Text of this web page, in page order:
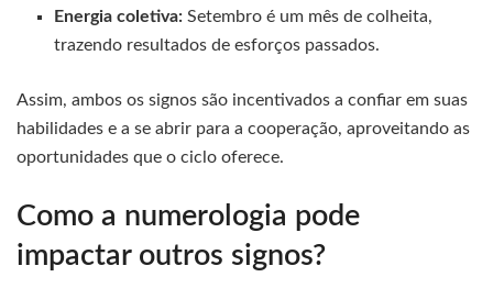
Energia coletiva: Setembro é um mês de colheita,
trazendo resultados de esforços passados.
Assim, ambos os signos são incentivados a confiar em suas
habilidades e a se abrir para a cooperação, aproveitando as
oportunidades que o ciclo oferece.
Como a numerologia pode
impactar outros signos?